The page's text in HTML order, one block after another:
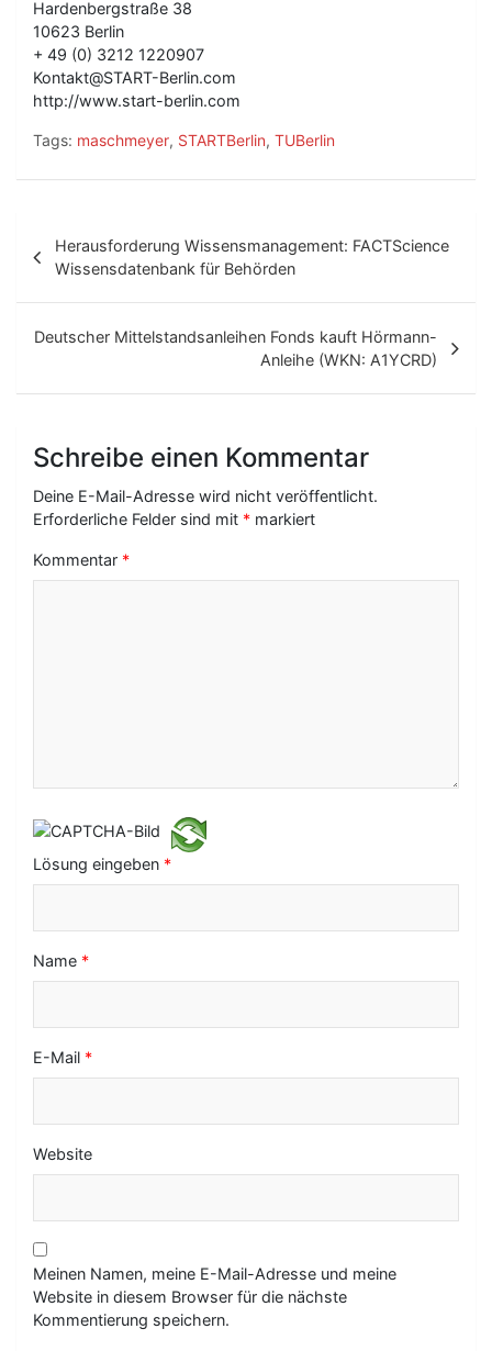
Hardenbergstraße 38
10623 Berlin
+ 49 (0) 3212 1220907
Kontakt@START-Berlin.com
http://www.start-berlin.com
Tags: maschmeyer, STARTBerlin, TUBerlin
e
i
g
N
o
Herausforderung Wissensmanagement: FACTScience
Wissensdatenbank für Behörden
Deutscher Mittelstandsanleihen Fonds kauft Hörmann-
Anleihe (WKN: A1YCRD)
Schreibe einen Kommentar
Deine E-Mail-Adresse wird nicht veröffentlicht.
Erforderliche Felder sind mit * markiert
Kommentar *
Lösung eingeben *
Name *
E-Mail *
Website
Meinen Namen, meine E-Mail-Adresse und meine
Website in diesem Browser für die nächste
Kommentierung speichern.